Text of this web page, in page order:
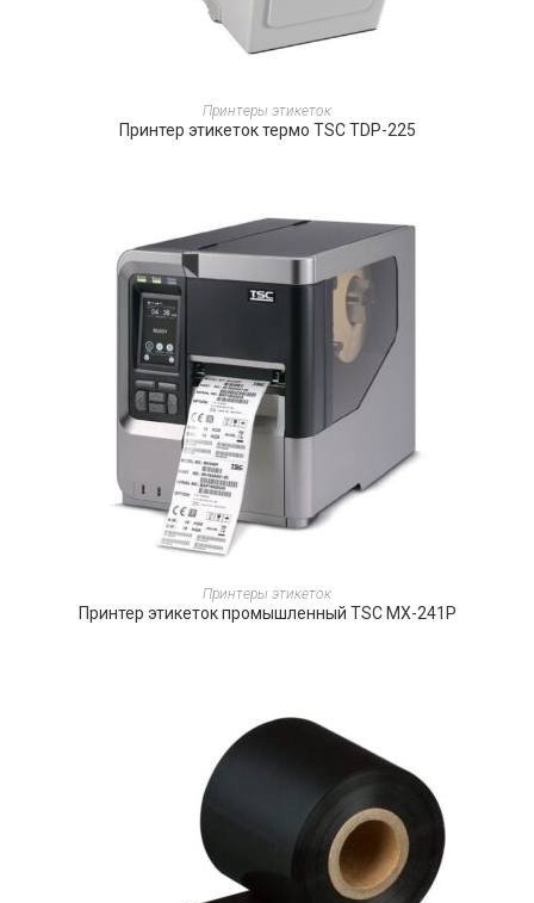
ПОДРОБНЕЕ
Принтеры этикеток
Принтер этикеток термо TSC TDP-225
ПОДРОБНЕЕ
Принтеры этикеток
Принтер этикеток промышленный TSC MX-241P